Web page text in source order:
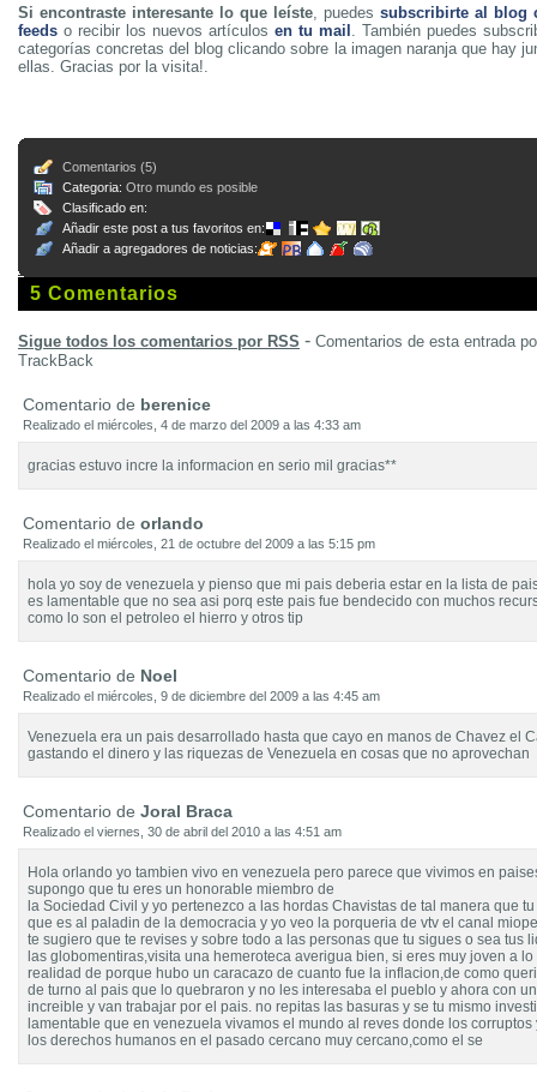
Si encontraste interesante lo que leíste, puedessubscribirte al blog
feeds o recibir los nuevos artículosen tu mail . También puedes
categorías concretas del blog clicando sobre la imagen naranja que hay
ellas. Gracias por la visita!.
Comentarios (5)
Categoria: Otro mundo es posible
Clasificado en:
Añadir este post a tus favoritos en:
Añadir a agregadores de noticias:
5 Comentarios
Sigue todos los comentarios por RSS - Comentarios de esta entrada
TrackBack
Comentario de berenice
Realizado el miércoles, 4 de marzo del 2009 a las 4:33 am
gracias estuvo incre la informacion en serio mil gracias**
Comentario de orlando
Realizado el miércoles, 21 de octubre del 2009 a las 5:15 pm
hola yo soy de venezuela y pienso que mi pais deberia estar en la lista de
es lamentable que no sea asi porq este pais fue bendecido con muchos
como lo son el petroleo el hierro y otros tip
Comentario de Noel
Realizado el miércoles, 9 de diciembre del 2009 a las 4:45 am
Venezuela era un pais desarrollado hasta que cayo en manos de Chavez el
gastando el dinero y las riquezas de Venezuela en cosas que no aprovechan
Comentario de Joral Braca
Realizado el viernes, 30 de abril del 2010 a las 4:51 am
Hola orlando yo tambien vivo en venezuela pero parece que vivimos en
supongo que tu eres un honorable miembro de
la Sociedad Civil y yo pertenezco a las hordas Chavistas de tal manera que
que es al paladin de la democracia y yo veo la porqueria de vtv el canal
te sugiero que te revises y sobre todo a las personas que tu sigues o sea tus
las globomentiras,visita una hemeroteca averigua bien, si eres muy joven a
realidad de porque hubo un caracazo de cuanto fue la inflacion,de como
de turno al pais que lo quebraron y no les interesaba el pueblo y ahora con
increible y van trabajar por el pais. no repitas las basuras y se tu mismo
lamentable que en venezuela vivamos el mundo al reves donde los
los derechos humanos en el pasado cercano muy cercano,como el se